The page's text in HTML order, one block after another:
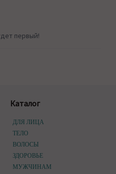
первый!
Каталог
ДЛЯ ЛИЦА
ТЕЛО
ВОЛОСЫ
ЗДОРОВЬЕ
МУЖЧИНАМ